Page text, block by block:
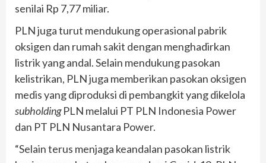
senilai Rp 7,77 miliar.
PLN juga turut mendukung operasional pabrik
oksigen dan rumah sakit dengan menghadirkan
listrik yang andal. Selain mendukung pasokan
kelistrikan, PLN juga memberikan pasokan oksigen
medis yang diproduksi di pembangkit yang dikelola
subholdingPLN melalui PT PLN Indonesia Power
dan PT PLN Nusantara Power.
“Selain terus menjaga keandalan pasokan listrik